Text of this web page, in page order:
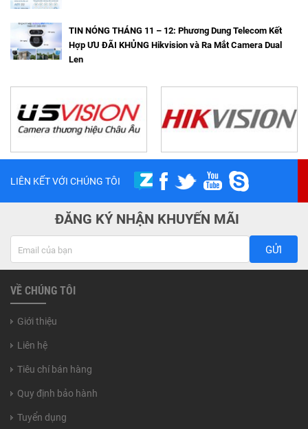
TIN NÓNG THÁNG 11 – 12: Phương Dung Telecom Kết
Hợp ƯU ĐÃI KHỦNG Hikvision và Ra Mắt Camera Dual
Len
LIÊN KẾT VỚI CHÚNG TÔI
ĐĂNG KÝ NHẬN KHUYẾN MÃI
GỬI
VỀ CHÚNG TÔI
Giới thiệu
Liên hệ
Tiêu chí bán hàng
Quy định bảo hành
Tuyển dụng